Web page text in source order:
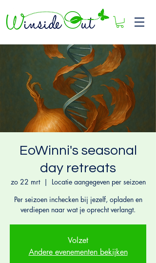
EoWinni's seasonal
day retreats
zo 22 mrt
  |
Locatie aangegeven per seizoen
Per seizoen inchecken bij jezelf, opladen en
verdiepen naar wat je oprecht verlangt.
Volzet
Andere evenementen bekijken